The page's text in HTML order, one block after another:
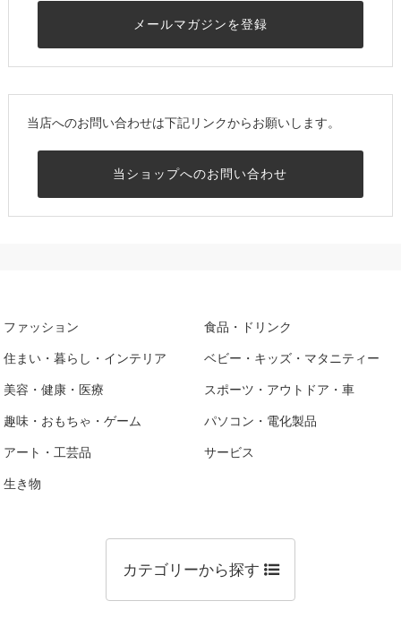
メールマガジンを登録
当店へのお問い合わせは下記リンクからお願いします。
当ショップへのお問い合わせ
ファッション 食品・ドリンク
住まい・暮らし・インテリア ベビー・キッズ・マタニティー
美容・健康・医療 スポーツ・アウトドア・車
趣味・おもちゃ・ゲーム パソコン・電化製品
アート・工芸品 サービス
生き物
カテゴリーから探す